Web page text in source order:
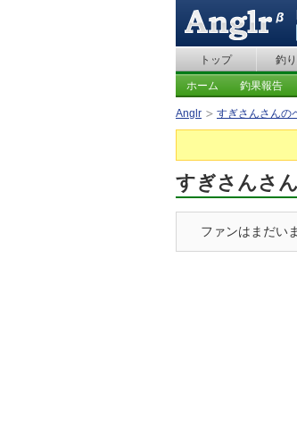
トップ 釣
ホーム 釣果報告
Anglr すぎさんさんの
すぎさんさ
ファンはまだい